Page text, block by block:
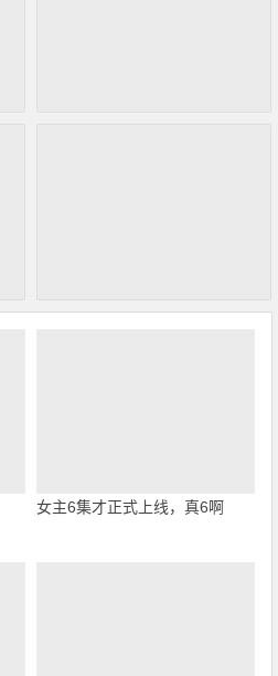
女主6集才正式上线，真6啊